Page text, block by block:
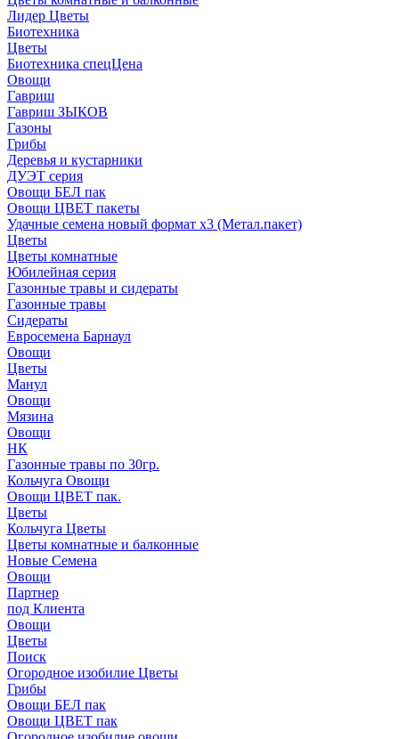
Лидер Цветы
Биотехника
Цветы
Биотехника спецЦена
Овощи
Гавриш
Гавриш ЗЫКОВ
Газоны
Грибы
Деревья и кустарники
ДУЭТ серия
Овощи БЕЛ пак
Овощи ЦВЕТ пакеты
Удачные семена новый формат х3 (Метал.пакет)
Цветы
Цветы комнатные
Юбилейная серия
Газонные травы и сидераты
Газонные травы
Сидераты
Евросемена Барнаул
Овощи
Цветы
Манул
Овощи
Мязина
Овощи
НК
Газонные травы по 30гр.
Кольчуга Овощи
Овощи ЦВЕТ пак.
Цветы
Кольчуга Цветы
Цветы комнатные и балконные
Новые Семена
Овощи
Партнер
под Клиента
Овощи
Цветы
Поиск
Огородное изобилие Цветы
Грибы
Овощи БЕЛ пак
Овощи ЦВЕТ пак